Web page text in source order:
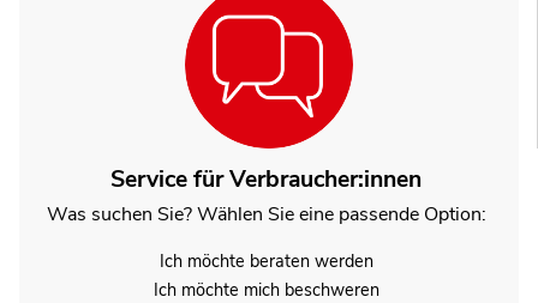
Service für Verbraucher:innen
Was suchen Sie? Wählen Sie eine passende Option:
Ich möchte beraten werden
Ich möchte mich beschweren